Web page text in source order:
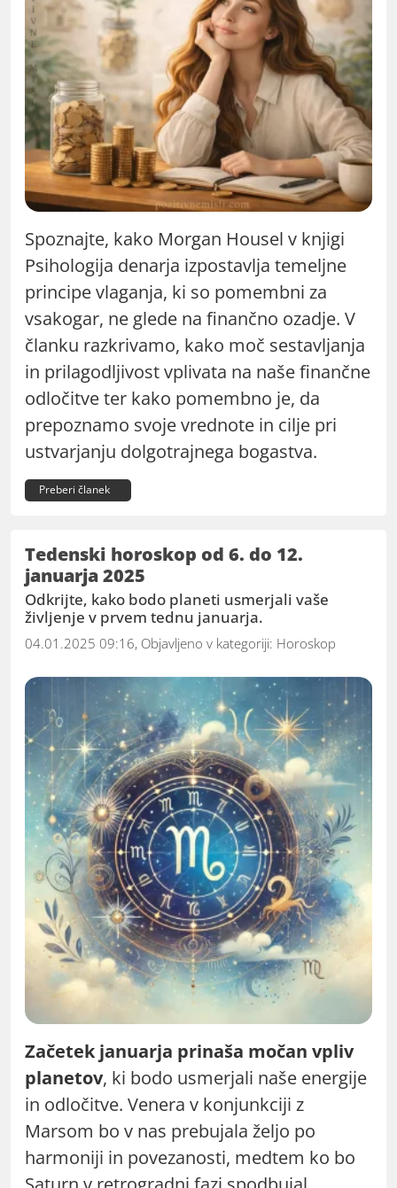
Spoznajte, kako Morgan Housel v knjigi
Psihologija denarja izpostavlja temeljne
principe vlaganja, ki so pomembni za
vsakogar, ne glede na finančno ozadje. V
članku razkrivamo, kako moč sestavljanja
in prilagodljivost vplivata na naše finančne
odločitve ter kako pomembno je, da
prepoznamo svoje vrednote in cilje pri
ustvarjanju dolgotrajnega bogastva.
Preberi članek
Tedenski horoskop od 6. do 12.
januarja 2025
Odkrijte, kako bodo planeti usmerjali vaše
življenje v prvem tednu januarja.
04.01.2025 09:16, Objavljeno v kategoriji: Horoskop
Začetek januarja prinaša močan vpliv
planetov, ki bodo usmerjali naše energije
in odločitve. Venera v konjunkciji z
Marsom bo v nas prebujala željo po
harmoniji in povezanosti, medtem ko bo